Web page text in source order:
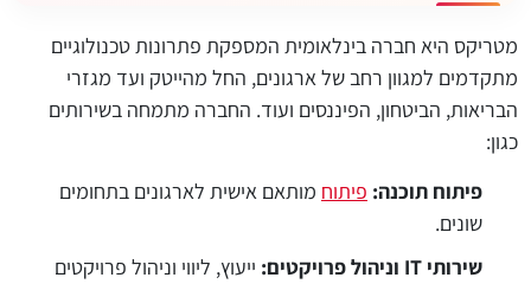
מטריקס היא חברה בינלאומית המספקת פתרונות טכנולוגיים
מתקדמים למגוון רחב של ארגונים, החל מהייטק ועד מגזרי
הבריאות, הביטחון, הפיננסים ועוד. החברה מתמחה בשירותים
כגון:
פיתוח תוכנה: פיתוח מותאם אישית לארגונים בתחומים
שונים.
שירותי IT וניהול פרויקטים:
ייעוץ, ליווי וניהול פרויקטים